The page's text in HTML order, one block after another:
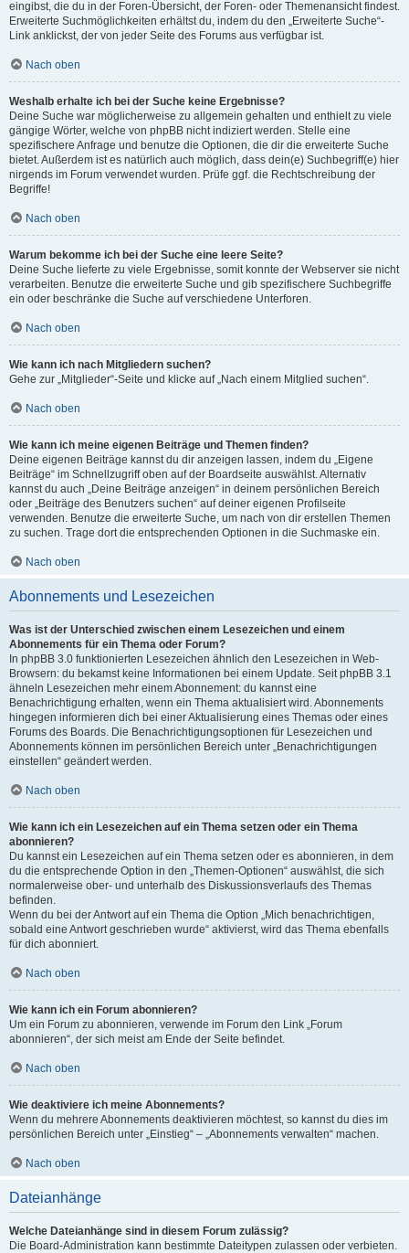
eingibst, die du in der Foren-Übersicht, der Foren- oder Themenansicht findest.
Erweiterte Suchmöglichkeiten erhältst du, indem du den „Erweiterte Suche“-
Link anklickst, der von jeder Seite des Forums aus verfügbar ist.
Nach oben
Weshalb erhalte ich bei der Suche keine Ergebnisse?
Deine Suche war möglicherweise zu allgemein gehalten und enthielt zu viele
gängige Wörter, welche von phpBB nicht indiziert werden. Stelle eine
spezifischere Anfrage und benutze die Optionen, die dir die erweiterte Suche
bietet. Außerdem ist es natürlich auch möglich, dass dein(e) Suchbegriff(e) hier
nirgends im Forum verwendet wurden. Prüfe ggf. die Rechtschreibung der
Begriffe!
Nach oben
Warum bekomme ich bei der Suche eine leere Seite?
Deine Suche lieferte zu viele Ergebnisse, somit konnte der Webserver sie nicht
verarbeiten. Benutze die erweiterte Suche und gib spezifischere Suchbegriffe
ein oder beschränke die Suche auf verschiedene Unterforen.
Nach oben
Wie kann ich nach Mitgliedern suchen?
Gehe zur „Mitglieder“-Seite und klicke auf „Nach einem Mitglied suchen“.
Nach oben
Wie kann ich meine eigenen Beiträge und Themen finden?
Deine eigenen Beiträge kannst du dir anzeigen lassen, indem du „Eigene
Beiträge“ im Schnellzugriff oben auf der Boardseite auswählst. Alternativ
kannst du auch „Deine Beiträge anzeigen“ in deinem persönlichen Bereich
oder „Beiträge des Benutzers suchen“ auf deiner eigenen Profilseite
verwenden. Benutze die erweiterte Suche, um nach von dir erstellen Themen
zu suchen. Trage dort die entsprechenden Optionen in die Suchmaske ein.
Nach oben
Abonnements und Lesezeichen
Was ist der Unterschied zwischen einem Lesezeichen und einem
Abonnements für ein Thema oder Forum?
In phpBB 3.0 funktionierten Lesezeichen ähnlich den Lesezeichen in Web-
Browsern: du bekamst keine Informationen bei einem Update. Seit phpBB 3.1
ähneln Lesezeichen mehr einem Abonnement: du kannst eine
Benachrichtigung erhalten, wenn ein Thema aktualisiert wird. Abonnements
hingegen informieren dich bei einer Aktualisierung eines Themas oder eines
Forums des Boards. Die Benachrichtigungsoptionen für Lesezeichen und
Abonnements können im persönlichen Bereich unter „Benachrichtigungen
einstellen“ geändert werden.
Nach oben
Wie kann ich ein Lesezeichen auf ein Thema setzen oder ein Thema
abonnieren?
Du kannst ein Lesezeichen auf ein Thema setzen oder es abonnieren, in dem
du die entsprechende Option in den „Themen-Optionen“ auswählst, die sich
normalerweise ober- und unterhalb des Diskussionsverlaufs des Themas
befinden.
Wenn du bei der Antwort auf ein Thema die Option „Mich benachrichtigen,
sobald eine Antwort geschrieben wurde“ aktivierst, wird das Thema ebenfalls
für dich abonniert.
Nach oben
Wie kann ich ein Forum abonnieren?
Um ein Forum zu abonnieren, verwende im Forum den Link „Forum
abonnieren“, der sich meist am Ende der Seite befindet.
Nach oben
Wie deaktiviere ich meine Abonnements?
Wenn du mehrere Abonnements deaktivieren möchtest, so kannst du dies im
persönlichen Bereich unter „Einstieg“ – „Abonnements verwalten“ machen.
Nach oben
Dateianhänge
Welche Dateianhänge sind in diesem Forum zulässig?
Die Board-Administration kann bestimmte Dateitypen zulassen oder verbieten.